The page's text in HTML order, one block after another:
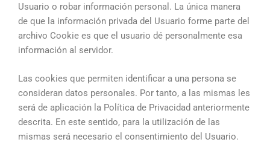
Usuario o robar información personal. La única manera
de que la información privada del Usuario forme parte del
archivo Cookie es que el usuario dé personalmente esa
información al servidor.
Las cookies que permiten identificar a una persona se
consideran datos personales. Por tanto, a las mismas les
será de aplicación la Política de Privacidad anteriormente
descrita. En este sentido, para la utilización de las
mismas será necesario el consentimiento del Usuario.